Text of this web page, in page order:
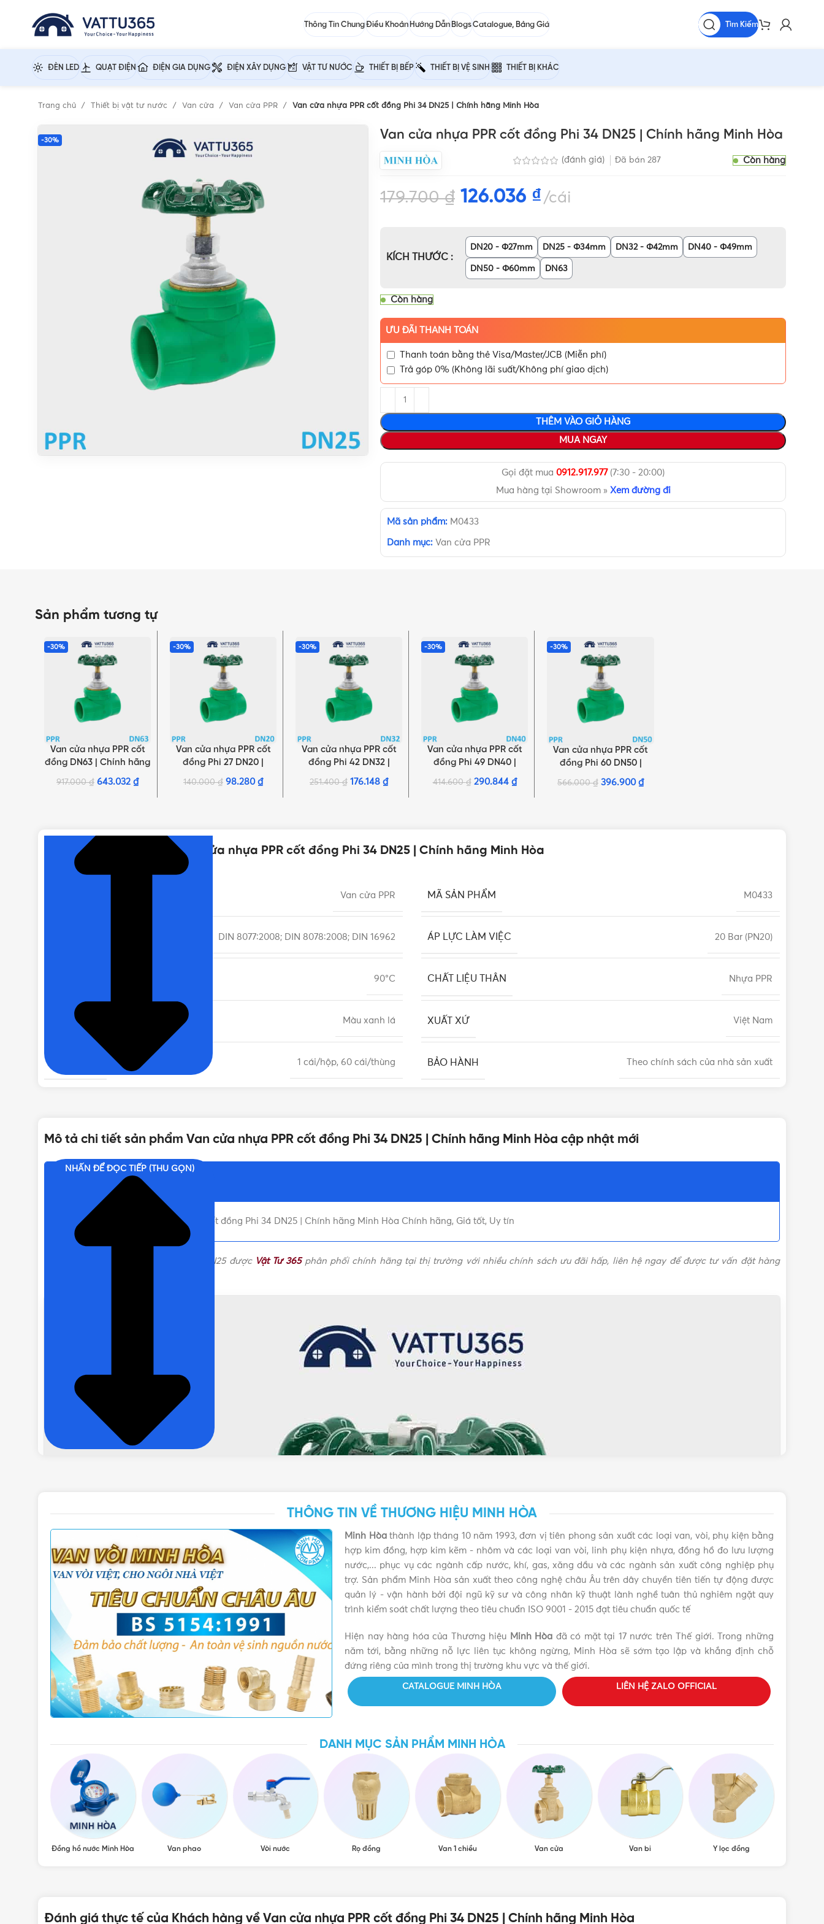
Thông Tin ChungĐiều Khoản Hướng Dẫn BlogsCatalogue, Bảng Giá Tìm Kiếm
ĐÈN LED QUẠT ĐIỆN ĐIỆN GIA DỤNG ĐIỆN XÂY DỰNG VẬT TƯ NƯỚC THIẾT BỊ BẾP THIẾT BỊ VỆ SINH THIẾT BỊ KHÁC
Trang chủ Thiết bị vật tư nước Van cửa Van cửa PPR Van cửa nhựa PPR cốt đồng Phi 34 DN25 | Chính hãng Minh Hòa
-30% Van cửa nhựa PPR cốt đồng Phi 34 DN25 | Chính hãng Minh Hòa
(đánh giá) Đã bán 287 Còn hàng
179.700₫ 126.036 ₫ cái
KÍCH THƯỚC
DN20 - Φ27mm DN25 - Φ34mm DN32 - Φ42mm DN40 - Φ49mm
DN50 - Φ60mm DN63
Còn hàng
ƯU ĐÃI THANH TOÁN
Thanh toán bằng thẻ Visa/Master/JCB (Miễn phí)
Trả góp 0% (Không lãi suất/Không phí giao dịch)
THÊM VÀO GIỎ HÀNG
MUA NGAY
Gọi đặt mua 0912.917.977(7:30 - 20:00)
Mua hàng tại Showroom » Xem đường đi
Mã sản phẩm: M0433
Danh mục: Van cửa PPR
Sản phẩm tương tự
-30%
THÊM VÀO GIỎ HÀNG
Van cửa nhựa PPR cốt
đồng DN63 | Chính hãng
Minh Hòa
917.000₫ 643.032 ₫
-30%
THÊM VÀO GIỎ HÀNG
Van cửa nhựa PPR cốt
đồng Phi 27 DN20 |
Chính hãng Minh Hòa
140.000₫ 98.280 ₫
-30%
THÊM VÀO GIỎ HÀNG
Van cửa nhựa PPR cốt
đồng Phi 42 DN32 |
Chính hãng Minh Hòa
251.400₫ 176.148 ₫
-30%
THÊM VÀO GIỎ HÀNG
Van cửa nhựa PPR cốt
đồng Phi 49 DN40 |
Chính hãng Minh Hòa
414.600₫ 290.844 ₫
-30%
THÊM VÀO GIỎ HÀNG
Van cửa nhựa PPR cốt
đồng Phi 60 DN50 |
Chính hãng Minh Hòa
566.000₫ 396.900 ₫
Thông số kỹ thuật của Van cửa nhựa PPR cốt đồng Phi 34 DN25 | Chính hãng Minh Hòa
Van cửa PPR MÃ SẢN PHẨM M0433
DIN 8077:2008; DIN 8078:2008; DIN 16962 ÁP LỰC LÀM VIỆC 20 Bar (PN20)
90°C CHẤT LIỆU THÂN Nhựa PPR
MÀU SẮC Màu xanh lá XUẤT XỨ Việt Nam
1 cái/hộp, 60 cái/thùng BẢO HÀNH Theo chính sách của nhà sản xuất
KHỐI LƯỢNG 365 (g) THƯƠNG HIỆU
NHẤN ĐỂ XEM TIẾP (THU GỌN)
Mô tả chi tiết sản phẩm Van cửa nhựa PPR cốt đồng Phi 34 DN25 | Chính hãng Minh Hòa cập nhật mới
Nội dung chính
Liên hệ mua Van cửa nhựa PPR cốt đồng Phi 34 DN25 | Chính hãng Minh Hòa Chính hãng, Giá tốt, Uy tín
Van cửa nhựa PPR cốt đồng Phi 34 DN25 được Vật Tư 365phân phối chính hãng tại thị trường với nhiều chính sách ưu đãi hấp, liên hệ ngay để được tư vấn đặt hàng
NHẤN ĐỂ ĐỌC TIẾP (THU GỌN)
THÔNG TIN VỀ THƯƠNG HIỆU MINH HÒA
Minh Hòathành lập tháng 10 năm 1993, đơn vị tiên phong sản xuất các loại van, vòi, phụ kiện bằng
hợp kim đồng, hợp kim kẽm - nhôm và các loại van vòi, linh phụ kiện nhựa, đồng hồ đo lưu lượng
nước,... phục vụ các ngành cấp nước, khí, gas, xăng dầu và các ngành sản xuất công nghiệp phụ
trợ. Sản phẩm Minh Hòa sản xuất theo công nghệ châu Âu trên dây chuyền tiên tiến tự động được
quản lý - vận hành bởi đội ngũ kỹ sư và công nhân kỹ thuật lành nghề tuân thủ nghiêm ngặt quy
trình kiểm soát chất lượng theo tiêu chuẩn ISO 9001 - 2015 đạt tiêu chuẩn quốc tế
Hiện nay hàng hóa của Thương hiệu Minh Hòa đã có mặt tại 17 nước trên Thế giới. Trong những
năm tới, bằng những nỗ lực liên tục không ngừng, Minh Hòa sẽ sớm tạo lập và khắng định chỗ
đứng riêng của mình trong thị trường khu vực và thế giới.
CATALOGUE MINH HÒA LIÊN HỆ ZALO OFFICIAL
DANH MỤC SẢN PHẨM MINH HÒA
Đồng hồ nước Minh Hòa Van phao Vòi nước Rọ đồng Van 1 chiều Van cửa Van bi Y lọc đồng
Đánh giá thực tế của Khách hàng về Van cửa nhựa PPR cốt đồng Phi 34 DN25 | Chính hãng Minh Hòa